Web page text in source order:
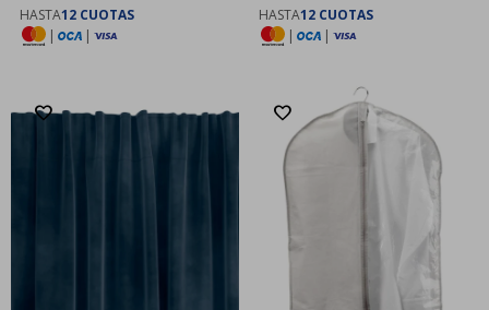
HASTA12 CUOTAS
|
|
HASTA12 CUOTAS
|
|